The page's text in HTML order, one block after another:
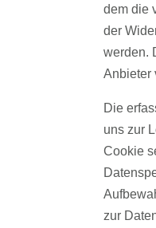
dem die
der
werden.
Anbieter
Die
uns zur
Cookie
zur